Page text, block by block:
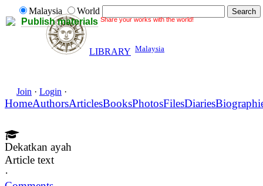
Publish materials Share your works with the world!
Malaysia World
LIBRARY Malaysia
Join · Login ·
HomeAuthorsArticlesBooksPhotosFilesDiaries
Dekatkan ayah
Article text
·